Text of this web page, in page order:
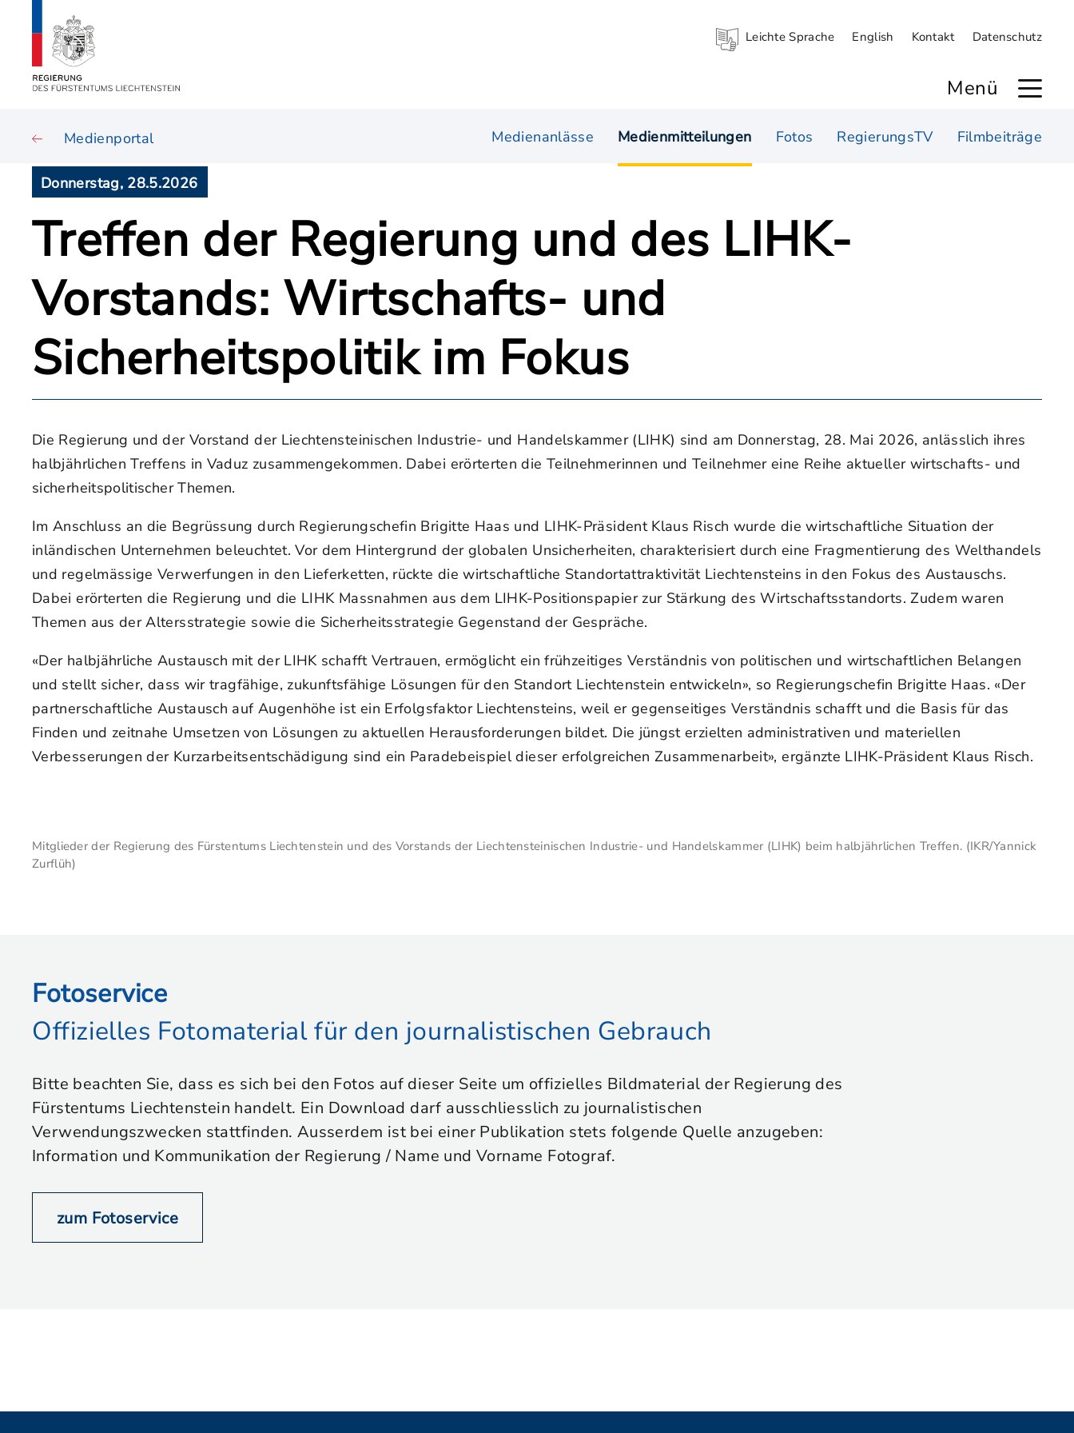
Leichte Sprache English Kontakt Datenschutz
Menü
Medienportal Medienanlässe Medienmitteilungen Fotos RegierungsTV Filmbeiträge
Donnerstag, 28.5.2026
Treffen der Regierung und des LIHK-
Vorstands: Wirtschafts- und
Sicherheitspolitik im Fokus
Die Regierung und der Vorstand der Liechtensteinischen Industrie- und Handelskammer (LIHK) sind am Donnerstag, 28. Mai 2026, anlässlich ihres
halbjährlichen Treffens in Vaduz zusammengekommen. Dabei erörterten die Teilnehmerinnen und Teilnehmer eine Reihe aktueller wirtschafts- und
sicherheitspolitischer Themen.
Im Anschluss an die Begrüssung durch Regierungschefin Brigitte Haas und LIHK-Präsident Klaus Risch wurde die wirtschaftliche Situation der
inländischen Unternehmen beleuchtet. Vor dem Hintergrund der globalen Unsicherheiten, charakterisiert durch eine Fragmentierung des Welthandels
und regelmässige Verwerfungen in den Lieferketten, rückte die wirtschaftliche Standortattraktivität Liechtensteins in den Fokus des Austauschs.
Dabei erörterten die Regierung und die LIHK Massnahmen aus dem LIHK-Positionspapier zur Stärkung des Wirtschaftsstandorts. Zudem waren
Themen aus der Altersstrategie sowie die Sicherheitsstrategie Gegenstand der Gespräche.
«Der halbjährliche Austausch mit der LIHK schafft Vertrauen, ermöglicht ein frühzeitiges Verständnis von politischen und wirtschaftlichen Belangen
und stellt sicher, dass wir tragfähige, zukunftsfähige Lösungen für den Standort Liechtenstein entwickeln», so Regierungschefin Brigitte Haas. «Der
partnerschaftliche Austausch auf Augenhöhe ist ein Erfolgsfaktor Liechtensteins, weil er gegenseitiges Verständnis schafft und die Basis für das
Finden und zeitnahe Umsetzen von Lösungen zu aktuellen Herausforderungen bildet. Die jüngst erzielten administrativen und materiellen
Verbesserungen der Kurzarbeitsentschädigung sind ein Paradebeispiel dieser erfolgreichen Zusammenarbeit», ergänzte LIHK-Präsident Klaus Risch.
Mitglieder der Regierung des Fürstentums Liechtenstein und des Vorstands der Liechtensteinischen Industrie- und Handelskammer (LIHK) beim halbjährlichen Treffen. (IKR/Yannick
Zurflüh)
Fotoservice
Offizielles Fotomaterial für den journalistischen Gebrauch
Bitte beachten Sie, dass es sich bei den Fotos auf dieser Seite um offizielles Bildmaterial der Regierung des
Fürstentums Liechtenstein handelt. Ein Download darf ausschliesslich zu journalistischen
Verwendungszwecken stattfinden. Ausserdem ist bei einer Publikation stets folgende Quelle anzugeben:
Information und Kommunikation der Regierung / Name und Vorname Fotograf.
zum Fotoservice